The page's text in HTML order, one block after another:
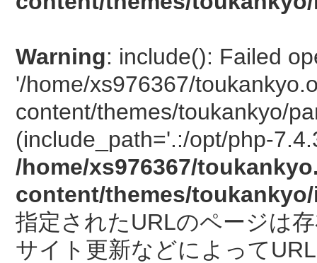
Warning: include(): Failed
'/home/xs976367/
content/themes/toukankyo/
(include_path='.:/opt/php-
/home/xs976367/
content/themes/
指定されたURLのページは
サイト更新などによって